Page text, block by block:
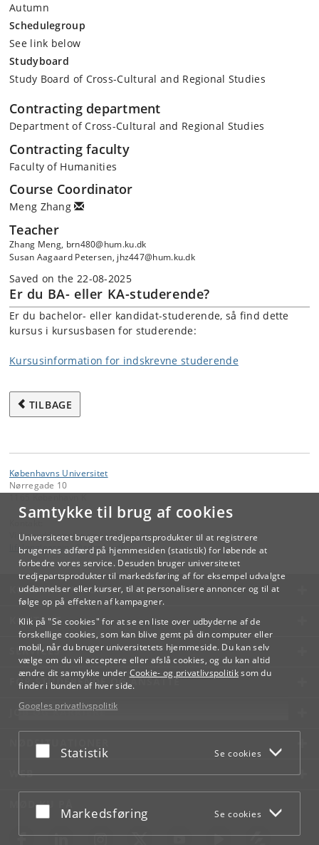
Samtykke til brug af cookies
Universitetet bruger tredjepartsprodukter til at registrere
brugernes adfærd på hjemmesiden (statistik) for løbende at
forbedre vores service. Desuden bruger universitetet
tredjepartsprodukter til markedsføring af for eksempel udvalgte
uddannelser eller kurser, til at personalisere annoncer og til at
følge op på effekten af kampagner.
Klik på "Se cookies" for at se en liste over udbyderne af de
forskellige cookies, som kan blive gemt på din computer eller
mobil, når du bruger universitetets hjemmeside. Du kan selv
vælge om du vil acceptere eller afslå cookies, og du kan altid
ændre dit samtykke under Cookie- og privatlivspolitiksom du
finder i bunden af hver side.
Googles privatlivspolitik
Acceptér eller afslå
Statistik Se cookies
Acceptér eller afslå
Markedsføring Se cookies
Autumn
Schedulegroup
See link below
Studyboard
Study Board of Cross-Cultural and Regional Studies
Contracting department
Department of Cross-Cultural and Regional Studies
Contracting faculty
Faculty of Humanities
Course Coordinator
Meng Zhang
Teacher
Zhang Meng, brn480@hum.ku.dk
Susan Aagaard Petersen, jhz447@hum.ku.dk
Saved on the 22-08-2025
Er du BA- eller KA-studerende?
Er du bachelor- eller kandidat-studerende, så find dette
kursus i kursusbasen for studerende:
Kursusinformation for indskrevne studerende
TILBAGE
Københavns Universitet
Nørregade 10
Videreuddannelse og Livslang Læring
lifelonglearning@adm.ku.dk
KØBENHAVNS UNIVERSITET
KONTAKT
SERVICES
FOR STUDERENDE OG ANSATTE
JOB OG KARRIERE
NØDSITUATIONER
WEB
MØD KU PÅ